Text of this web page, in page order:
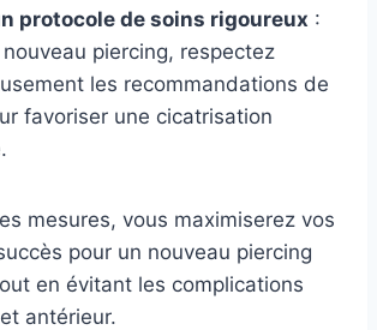
protocole de soins rigoureux :
piercing, respectez
les recommandations de
favoriser une cicatrisation
mesures, vous maximiserez vos
pour un nouveau piercing
en évitant les complications
antérieur.